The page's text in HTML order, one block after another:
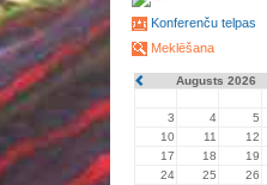
Konferenču telpas
Meklēšana
Augusts 2026
3
4 5
10
11 12
17
18 19
24
25 26